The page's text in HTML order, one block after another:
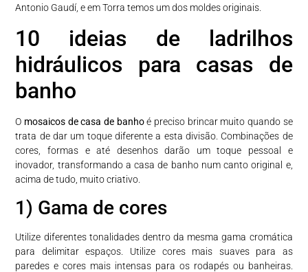
Antonio Gaudí, e em Torra temos um dos moldes originais.
10 ideias de ladrilhos
hidráulicos para casas de
banho
O mosaicos de casa de banhoé preciso brincar muito quando se
trata de dar um toque diferente a esta divisão. Combinações de
cores, formas e até desenhos darão um toque pessoal e
inovador, transformando a casa de banho num canto original e,
acima de tudo, muito criativo.
1) Gama de cores
Utilize diferentes tonalidades dentro da mesma gama cromática
para delimitar espaços. Utilize cores mais suaves para as
paredes e cores mais intensas para os rodapés ou banheiras.